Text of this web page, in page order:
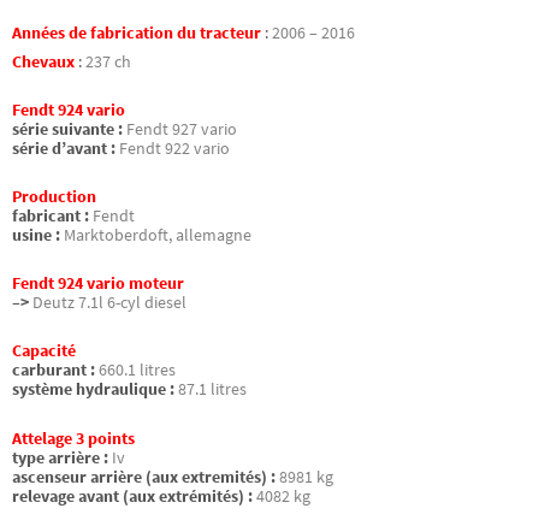
Années de fabrication du tracteur :2006 – 2016
Chevaux :237 ch
Fendt 924 vario
série suivante : Fendt 927 vario
série d’avant : Fendt 922 vario
Production
fabricant : Fendt
usine : Marktoberdoft, allemagne
Fendt 924 vario moteur
–> Deutz 7.1l 6-cyl diesel
Capacité
carburant :660.1 litres
système hydraulique :87.1 litres
Attelage 3 points
type arrière : Iv
ascenseur arrière (aux extremités) :8981 kg
relevage avant (aux extrémités) :4082 kg